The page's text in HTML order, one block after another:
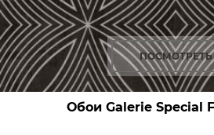
ПОСМОТРЕТЬ
Обои Galerie Special